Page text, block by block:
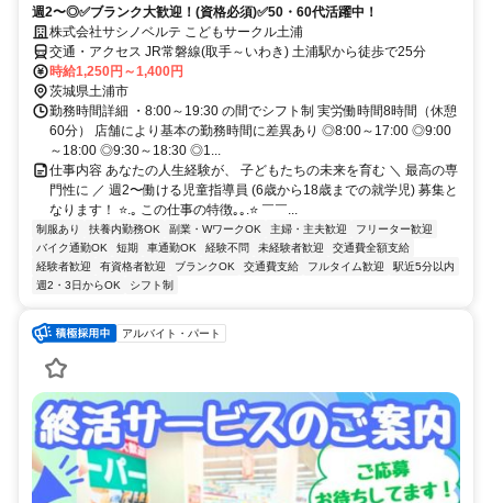
週2〜◎✅ブランク大歓迎！(資格必須)✅50・60代活躍中！
株式会社サシノベルテ こどもサークル土浦
交通・アクセス JR常磐線(取手～いわき) 土浦駅から徒歩で25分
時給1,250円～1,400円
茨城県土浦市
勤務時間詳細 ・8:00～19:30 の間でシフト制 実労働時間8時間（休憩
60分） 店舗により基本の勤務時間に差異あり ◎8:00～17:00 ◎9:00
～18:00 ◎9:30～18:30 ◎1...
仕事内容 あなたの人生経験が、 子どもたちの未来を育む ＼ 最高の専
門性に ／ 週2〜働ける児童指導員 (6歳から18歳までの就学児) 募集と
なります！ ⭐.｡ この仕事の特徴｡｡.⭐ ￣￣...
制服あり 扶養内勤務OK 副業・WワークOK 主婦・主夫歓迎
フリーター歓迎
バイク通勤OK
短期 車通勤OK 経験不問 未経験者歓迎
交通費全額支給
経験者歓迎
有資格者歓迎 ブランクOK 交通費支給 フルタイム歓迎
駅近5分以内
週2・3日からOK
シフト制
アルバイト・パート